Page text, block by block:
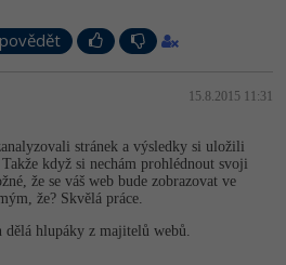
15.8.2015 11:31
stránek a výsledky si uložili
když si nechám prohlédnout svoji
že se váš web bude zobrazovat ve
že? Skvělá práce.
dělá hlupáky z majitelů webů.